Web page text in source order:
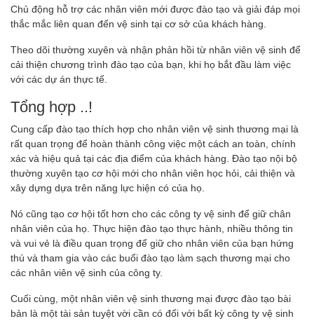
Chủ động hỗ trợ các nhân viên mới được đào tạo và giải đáp mọi
thắc mắc liên quan đến vệ sinh tại cơ sở của khách hàng.
Theo dõi thường xuyên và nhận phản hồi từ nhân viên vệ sinh để
cải thiện chương trình đào tạo của bạn, khi họ bắt đầu làm việc
với các dự án thực tế.
Tổng hợp ..!
Cung cấp đào tạo thích hợp cho nhân viên vệ sinh thương mại là
rất quan trọng để hoàn thành công việc một cách an toàn, chính
xác và hiệu quả tại các địa điểm của khách hàng. Đào tạo nội bộ
thường xuyên tạo cơ hội mới cho nhân viên học hỏi, cải thiện và
xây dựng dựa trên năng lực hiện có của họ.
Nó cũng tạo cơ hội tốt hơn cho các công ty vệ sinh để giữ chân
nhân viên của họ. Thực hiện đào tạo thực hành, nhiều thông tin
và vui vẻ là điều quan trọng để giữ cho nhân viên của bạn hứng
thú và tham gia vào các buổi đào tạo làm sạch thương mại cho
các nhân viên vệ sinh của công ty.
Cuối cùng, một nhân viên vệ sinh thương mại được đào tạo bài
bản là một tài sản tuyệt vời cần có đối với bất kỳ công ty vệ sinh